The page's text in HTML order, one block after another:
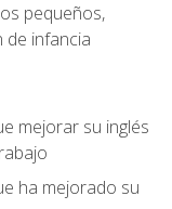
pequeños,
de infancia
mejorar su inglés
ha mejorado su